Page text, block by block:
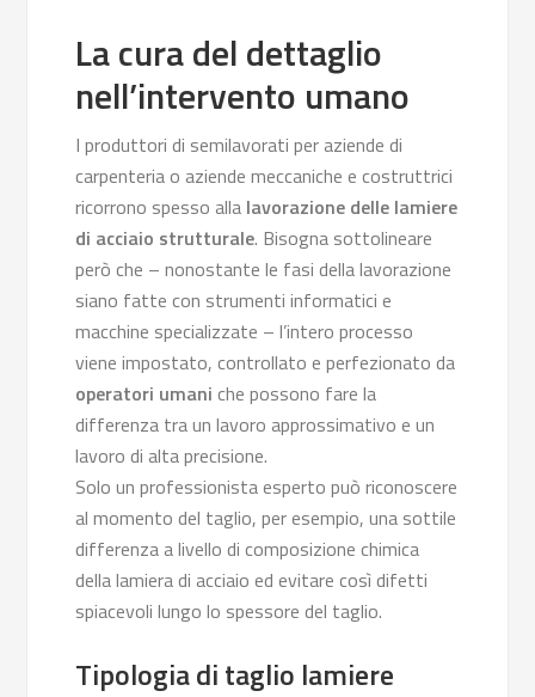
La cura del dettaglio
nell’intervento umano
I produttori di semilavorati per aziende di
carpenteria o aziende meccaniche e costruttrici
ricorrono spesso alla lavorazione delle lamiere
di acciaio strutturale. Bisogna sottolineare
però che – nonostante le fasi della lavorazione
siano fatte con strumenti informatici e
macchine specializzate – l’intero processo
viene impostato, controllato e perfezionato da
operatori umani che possono fare la
differenza tra un lavoro approssimativo e un
lavoro di alta precisione.
Solo un professionista esperto può riconoscere
al momento del taglio, per esempio, una sottile
differenza a livello di composizione chimica
della lamiera di acciaio ed evitare così difetti
spiacevoli lungo lo spessore del taglio.
Tipologia di taglio lamiere